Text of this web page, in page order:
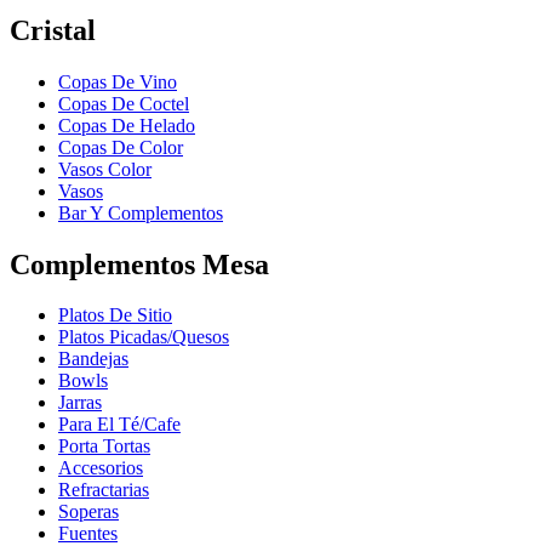
Cristal
Copas De Vino
Copas De Coctel
Copas De Helado
Copas De Color
Vasos Color
Vasos
Bar Y Complementos
Complementos Mesa
Platos De Sitio
Platos Picadas/Quesos
Bandejas
Bowls
Jarras
Para El Té/Cafe
Porta Tortas
Accesorios
Refractarias
Soperas
Fuentes